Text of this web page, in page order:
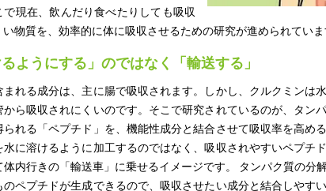
で現在、飲んだり食べたりしても吸収
い物質を、効率的に体に吸収させるための研究が進められていま
るようにする」のではなく「輸送する」
まれる成分は、主に腸で吸収されます。しかし、クルクミンは
から吸収されにくいのです。そこで研究されているのが、タン
られる「ペプチド」を、機能性成分と結合させて吸収率を高め
水に溶けるように加工するのではなく、吸収されやすいペプチ
体内行きの「輸送車」に乗せるイメージです。 タンパク質の分
のペプチドが生成できるので、吸収させたい成分と結合しやす